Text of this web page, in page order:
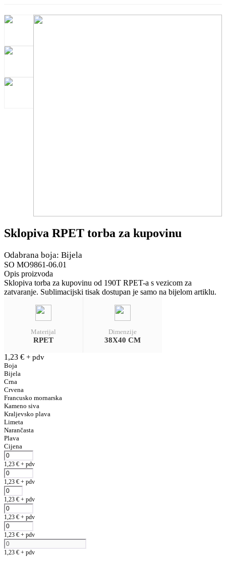
Sklopiva RPET torba za kupovinu
Odabrana boja: Bijela
SO MO9861-06.01
Opis proizvoda
Sklopiva torba za kupovinu od 190T RPET-a s vezicom za
zatvaranje. Sublimacijski tisak dostupan je samo na bijelom artiklu.
Materijal
RPET
Dimenzije
38X40 CM
1,23 € + pdv
Boja
Bijela
Crna
Crvena
Francusko mornarska
Kameno siva
Kraljevsko plava
Limeta
Narančasta
Plava
Cijena
1,23 € + pdv
1,23 € + pdv
1,23 € + pdv
1,23 € + pdv
1,23 € + pdv
1,23 € + pdv